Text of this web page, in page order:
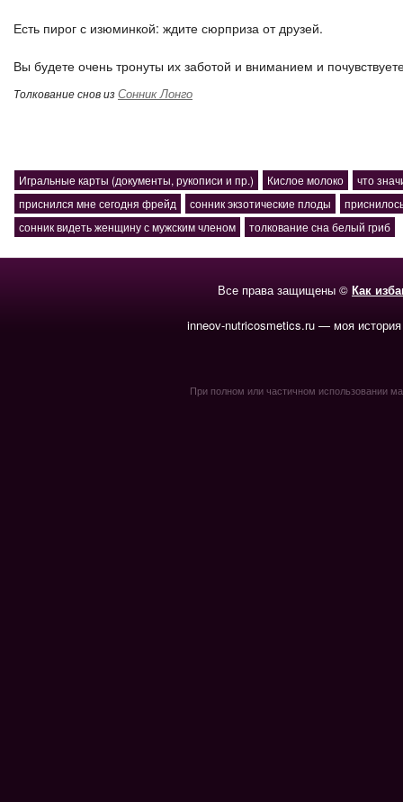
Есть пирог с изюминкой: ждите сюрприза от друзей.
Вы будете очень тронуты их заботой и вниманием и
Толкование снов изСонник Лонго
Игральные карты (документы, рукописи и пр.) Кислое молоко
что
приснился мне сегодня фрейд
сонник экзотические плоды
сонник видеть женщину с мужским членом
толкование сна белый гриб
Все права защищены © Как
inneov-nutricosmetics.ru — моя
При полном или частичном использовании